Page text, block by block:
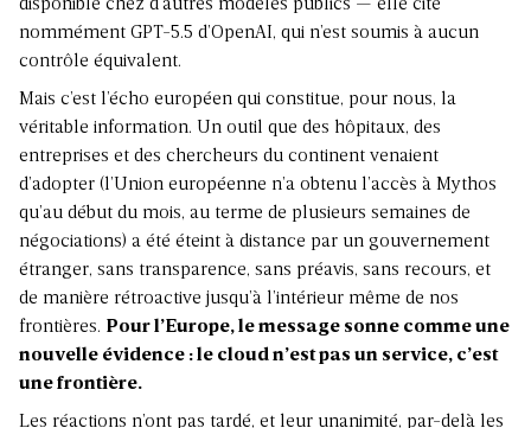
disponible chez d’autres modèles publics — elle cite
nommément GPT-5.5 d’OpenAI, qui n’est soumis à aucun
contrôle équivalent.
Mais c’est l’écho européen qui constitue, pour nous, la
véritable information. Un outil que des hôpitaux, des
entreprises et des chercheurs du continent venaient
d’adopter (l’Union européenne n’a obtenu l’accès à Mythos
qu’au début du mois, au terme de plusieurs semaines de
négociations) a été éteint à distance par un gouvernement
étranger, sans transparence, sans préavis, sans recours, et
de manière rétroactive jusqu’à l’intérieur même de nos
frontières. Pour l’Europe, le message sonne comme une
nouvelle évidence : le cloud n’est pas un service, c’est
une frontière.
Les réactions n’ont pas tardé, et leur unanimité, par-delà les